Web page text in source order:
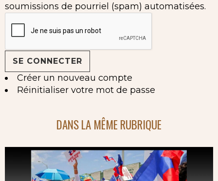
soumissions de pourriel (spam) automatisées.
Créer un nouveau compte
Réinitialiser votre mot de passe
DANS LA MÊME RUBRIQUE